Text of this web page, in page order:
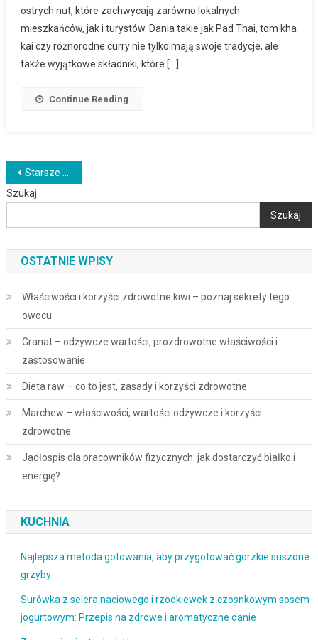
ostrych nut, które zachwycają zarówno lokalnych
mieszkańców, jak i turystów. Dania takie jak Pad Thai, tom kha
kai czy różnorodne curry nie tylko mają swoje tradycje, ale
także wyjątkowe składniki, które […]
Continue Reading
Nawigacja
po
wpisach
Starsze wpisy
Szukaj
Szukaj
OSTATNIE WPISY
Właściwości i korzyści zdrowotne kiwi – poznaj sekrety tego
owocu
Granat – odżywcze wartości, prozdrowotne właściwości i
zastosowanie
Dieta raw – co to jest, zasady i korzyści zdrowotne
Marchew – właściwości, wartości odżywcze i korzyści
zdrowotne
Jadłospis dla pracowników fizycznych: jak dostarczyć białko i
energię?
KUCHNIA
Najlepsza metoda gotowania, aby przygotować gorzkie suszone
grzyby
Surówka z selera naciowego i rzodkiewek z czosnkowym sosem
jogurtowym: Przepis na zdrowe i aromatyczne danie